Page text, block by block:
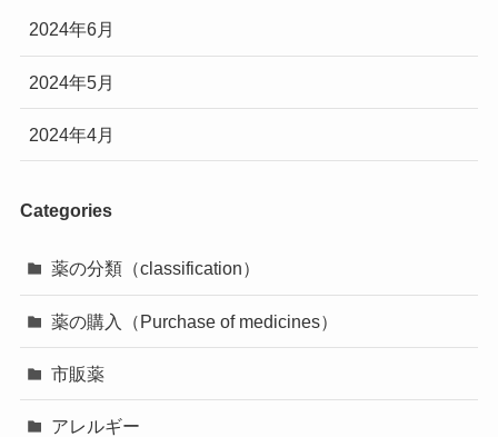
2024年6月
2024年5月
2024年4月
Categories
薬の分類（classification）
薬の購入（Purchase of medicines）
市販薬
アレルギー